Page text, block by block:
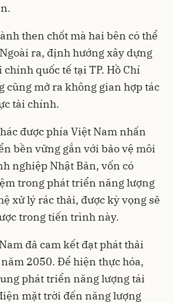
then chốt mà hai bên có thể
ra, định hướng xây dựng
quốc tế tại TP. Hồ Chí
cũng mở ra không gian hợp tác
tài chính.
được phía Việt Nam nhấn
bền vững gắn với bảo vệ môi
nghiệp Nhật Bản, vốn có
trong phát triển năng lượng
xử lý rác thải, được kỳ vọng sẽ
trong tiến trình này.
đã cam kết đạt phát thải
2050. Để hiện thực hóa,
phát triển năng lượng tái
mặt trời đến năng lượng